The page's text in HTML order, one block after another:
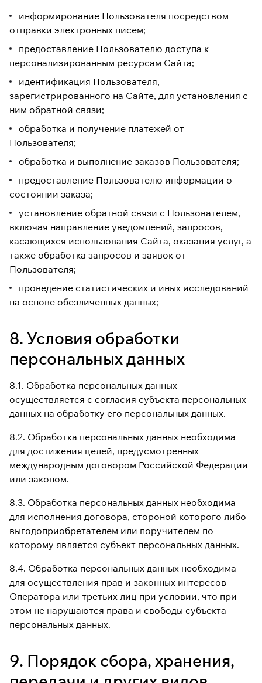
информирование Пользователя посредством
отправки электронных писем;
предоставление Пользователю доступа к
персонализированным ресурсам Сайта;
идентификация Пользователя,
зарегистрированного на Сайте, для установления с
ним обратной связи;
обработка и получение платежей от
Пользователя;
обработка и выполнение заказов Пользователя;
предоставление Пользователю информации о
состоянии заказа;
установление обратной связи с Пользователем,
включая направление уведомлений, запросов,
касающихся использования Сайта, оказания услуг, а
также обработка запросов и заявок от
Пользователя;
проведение статистических и иных исследований
на основе обезличенных данных;
8. Условия обработки
персональных данных
8.1. Обработка персональных данных
осуществляется с согласия субъекта персональных
данных на обработку его персональных данных.
8.2. Обработка персональных данных необходима
для достижения целей, предусмотренных
международным договором Российской Федерации
или законом.
8.3. Обработка персональных данных необходима
для исполнения договора, стороной которого либо
выгодоприобретателем или поручителем по
которому является субъект персональных данных.
8.4. Обработка персональных данных необходима
для осуществления прав и законных интересов
Оператора или третьих лиц при условии, что при
этом не нарушаются права и свободы субъекта
персональных данных.
9. Порядок сбора, хранения,